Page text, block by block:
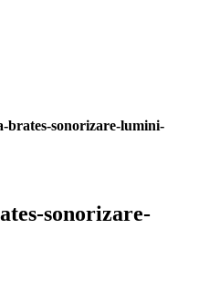
brates-sonorizare-lumini-
sonorizare-